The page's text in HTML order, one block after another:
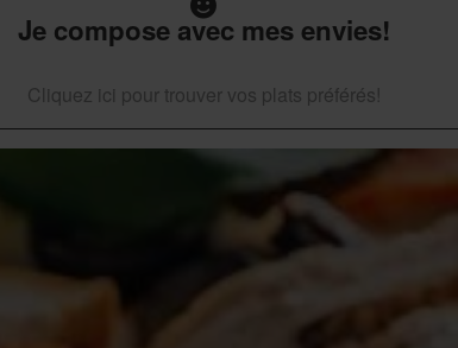
Je compose avec mes envies!
Cliquez ici pour trouver vos plats préférés!